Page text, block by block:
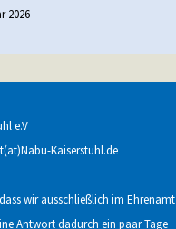
2026
e.V
Kaiserstuhl.de
wir ausschließlich im Ehrenamt
Antwort dadurch ein paar Tage